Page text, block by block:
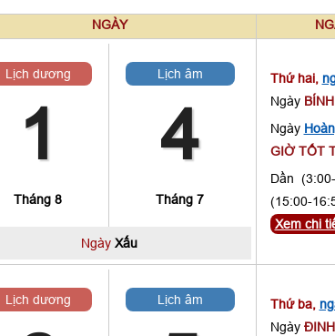
NGÀY
Lịch dương
1
Tháng 8
Lịch âm
4
Tháng 7
Ngày Xấu
Thứ hai,
Ngày
Ngày
GIỜ TỐT
Dần
(15:00-
Xem chi
Lịch dương Lịch âm Thứ ba,
Ngày